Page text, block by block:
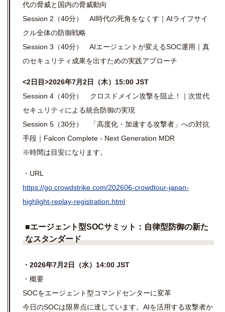
代の脅威と国内の脅威動向
Session 2（40分） AI時代の死角をなくす｜AIライフサイ
クル全体の防御戦略
Session 3（40分） AIエージェントが変えるSOC運用｜真
のセキュリティ成果を出すための実践アプローチ
<2日目>2026年7月2日（木）15:00 JST
Session 4（40分） クロスドメイン攻撃を阻止！｜次世代
セキュリティによる統合防御の実現
Session 5（30分） 「高度化・加速する攻撃者」への対抗
手段｜Falcon Complete - Next Generation MDR
※時間は目安になります。
・URL
https://go.crowdstrike.com/202606-crowdtour-japan-
highlight-replay-registration.html
■エージェント型SOCサミット：自律型防御の新た
なスタンダード
・2026年7月2日（水）14:00 JST
・概要
SOCをエージェント型コマンドセンターに変革
今日のSOCは限界点に達しています。AIを活用する攻撃者か